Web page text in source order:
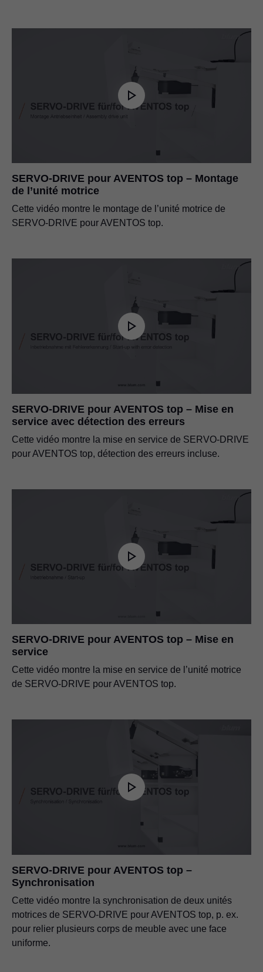
SERVO-DRIVE pour AVENTOS top – Montage
de l’unité motrice
Cette vidéo montre le montage de l’unité motrice de
SERVO-DRIVE pour AVENTOS top.
SERVO-DRIVE pour AVENTOS top – Mise en
service avec détection des erreurs
Cette vidéo montre la mise en service de SERVO-DRIVE
pour AVENTOS top, détection des erreurs incluse.
SERVO-DRIVE pour AVENTOS top – Mise en
service
Cette vidéo montre la mise en service de l’unité motrice
de SERVO-DRIVE pour AVENTOS top.
SERVO-DRIVE pour AVENTOS top –
Synchronisation
Cette vidéo montre la synchronisation de deux unités
motrices de SERVO-DRIVE pour AVENTOS top, p. ex.
pour relier plusieurs corps de meuble avec une face
uniforme.